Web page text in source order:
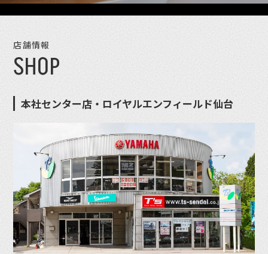
店舗情報
SHOP
本社センター店・ロイヤルエンフィールド仙台